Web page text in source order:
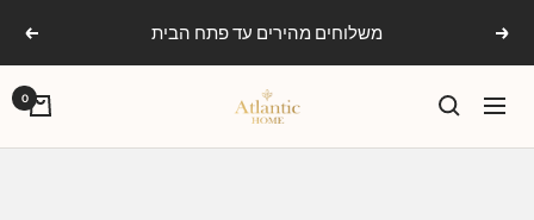
content
הקודם משלוחים מהירים עד פתח הבית הבא
ניווט
אטלנטיק
0